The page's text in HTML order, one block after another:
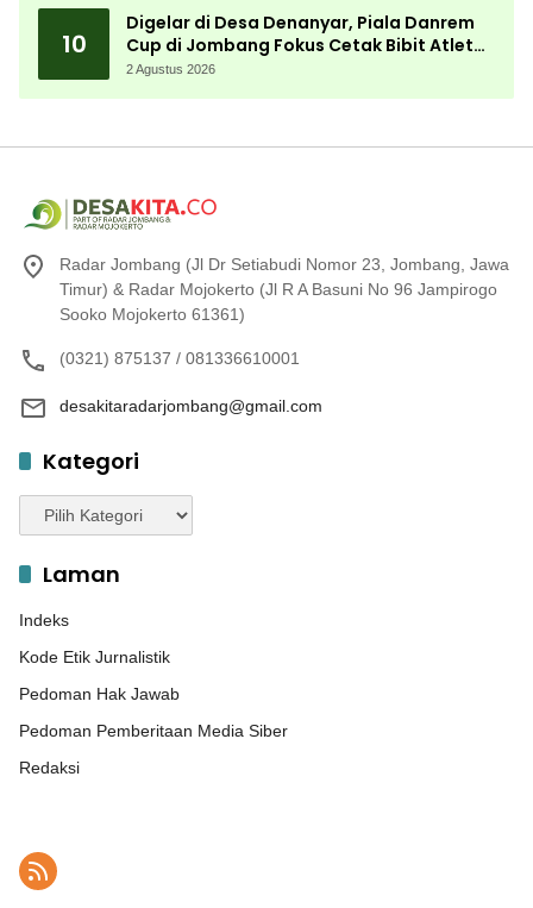
10
Digelar di Desa Denanyar, Piala Danrem
Cup di Jombang Fokus Cetak Bibit Atlet
Menembak Berprestasi
2 Agustus 2026
Radar Jombang (Jl Dr Setiabudi Nomor 23, Jombang, Jawa
Timur) & Radar Mojokerto (Jl R A Basuni No 96 Jampirogo
Sooko Mojokerto 61361)
(0321) 875137 / 081336610001
desakitaradarjombang@gmail.com
Kategori
Kategori
Laman
Indeks
Kode Etik Jurnalistik
Pedoman Hak Jawab
Pedoman Pemberitaan Media Siber
Redaksi